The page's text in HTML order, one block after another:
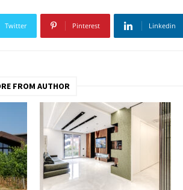
Twitter Pinterest Linkedin
FROM AUTHOR